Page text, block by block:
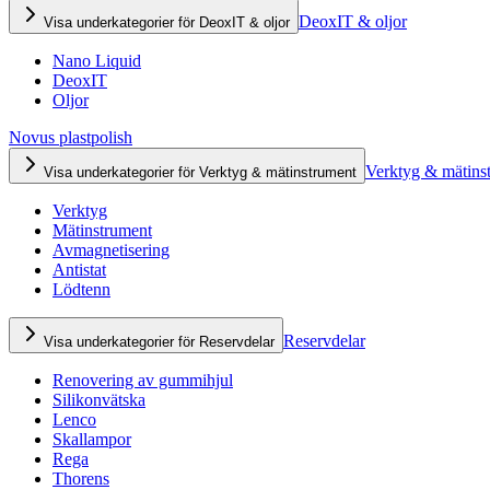
Visa underkategorier för DeoxIT & oljor DeoxIT & oljor
Nano Liquid
DeoxIT
Oljor
Novus plastpolish
Visa underkategorier för Verktyg & mätinstrument Verktyg &
Verktyg
Mätinstrument
Avmagnetisering
Antistat
Lödtenn
Visa underkategorier för Reservdelar Reservdelar
Renovering av gummihjul
Silikonvätska
Lenco
Skallampor
Rega
Thorens